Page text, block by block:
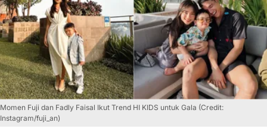
Momen Fuji dan Fadly Faisal Ikut Trend HI KIDS untuk Gala (Credit:
Instagram/fuji_an)